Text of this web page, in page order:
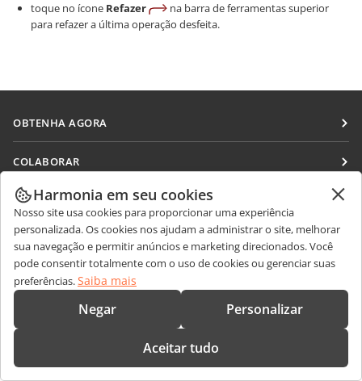
toque no ícone Refazer
na barra de ferramentas superior
para refazer a última operação desfeita.
OBTENHA AGORA
DocSpace
Workspace
Conectores
Aplicativos para desktop
Aplicativos móveis
COLABORAR
Para colaboradores
Para tradutores
Para influenciadores
Vagas
RECEBA NOTÍCIAS
Blog
OBTER AJUDA
Fórum
Cursos de treinamento
CONTATE-NOS
Perguntas sobre vendas
sales@onlyoffice.com
Consultas de parceiros
partners@onlyoffice.com
onlyoffice.com
Harmonia em seu cookies
Nosso site usa cookies para proporcionar uma experiência
personalizada. Os cookies nos ajudam a administrar o site, melhorar
sua navegação e permitir anúncios e marketing direcionados. Você
pode consentir totalmente com o uso de cookies ou gerenciar suas
preferências.Saiba mais
Negar Personalizar
Aceitar tudo